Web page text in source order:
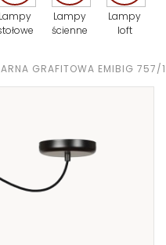
Lampy
Lampy
ścienne
Lampy
loft
GRAFITOWA EMIBIG 757/1